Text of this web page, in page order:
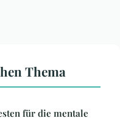
Thema
für die mentale